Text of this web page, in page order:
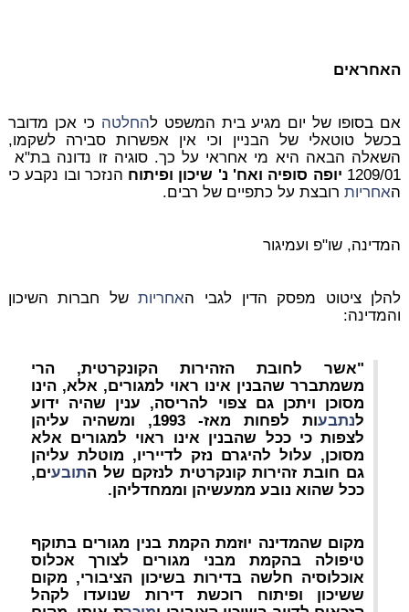
האחראים
אם בסופו של יום מגיע בית המשפט להחלטה כי אכן מדובר
בכשל טוטאלי של הבניין וכי אין אפשרות סבירה לשקמו,
השאלה הבאה היא מי אחראי על כך. סוגיה זו נדונה בת"א
1209/01 יופה סופיה ואח' נ' שיכון ופיתוח הנזכר ובו נקבע כי
האחריותרובצת על כתפיים של רבים.
המדינה, שו"פ ועמיגור
להלן ציטוט מפסק הדין לגבי האחריותשל חברות השיכון
והמדינה:
"אשר לחובת הזהירות הקונקרטית, הרי
משמתברר שהבנין אינו ראוי למגורים, אלא, הינו
מסוכן ויתכן גם צפוי להריסה, ענין שהיה ידוע
לנתבע
ות לפחות מאז- 1993, ומשהיה עליהן
לצפות כי ככל שהבנין אינו ראוי למגורים אלא
מסוכן, עלול להיגרם נזק לדייריו, מוטלת עליהן
גם חובת זהירות קונקרטית לנזקם של התובעים,
ככל שהוא נובע ממעשיהן וממחדליהן.
מקום שהמדינה יוזמת הקמת בנין מגורים בתוקף
טיפולה בהקמת מבני מגורים לצורך אכלוס
אוכלוסיה חלשה בדירות בשיכון הציבורי, מקום
ששיכון ופיתוח רוכשת דירות שנועדו לקהל